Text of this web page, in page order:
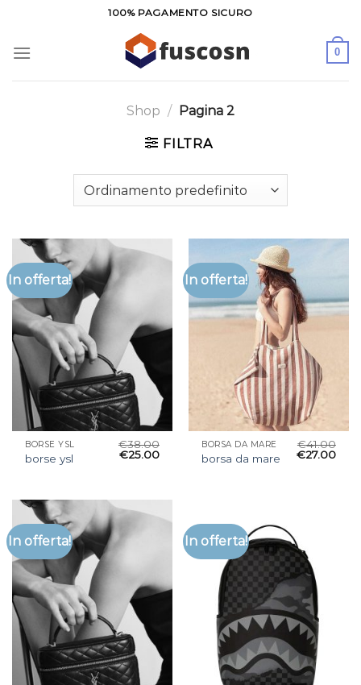
contenuti
100% PAGAMENTO SICURO
0
Shop / Pagina 2
FILTRA
In offerta!
BORSE YSL
borse ysl
€38.00
€25.00
In offerta!
BORSA DA MARE
borsa da mare
€41.00
€27.00
In offerta! In offerta!